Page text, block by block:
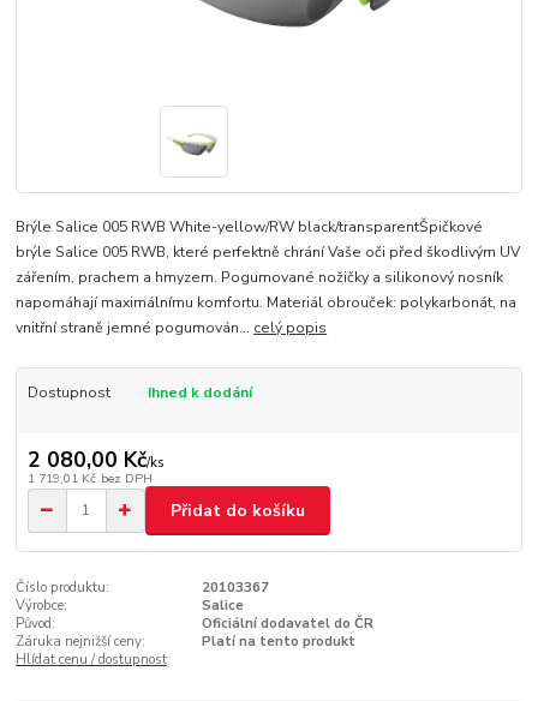
Brýle Salice 005 RWB White-yellow/RW black/transparentŠpičkové
brýle Salice 005 RWB, které perfektně chrání Vaše oči před škodlivým UV
zářením, prachem a hmyzem. Pogumované nožičky a silikonový nosník
napomáhají maximálnímu komfortu. Materiál obrouček: polykarbonát, na
vnitřní straně jemné pogumován... celý popis
Dostupnost Ihned k dodání
2 080,00 Kč/ks
1 719,01 Kč bez DPH
Přidat do košíku
Číslo produktu:
20103367
Výrobce:
Salice
Původ:
Oficiální dodavatel do ČR
Záruka nejnižší ceny:
Platí na tento produkt
Hlídat cenu / dostupnost